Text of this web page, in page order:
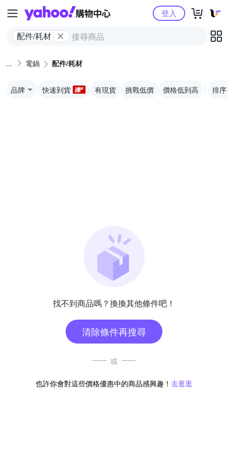
Yahoo購物中心
配件/耗材
登入
電鍋 配件/耗材
品牌 快速到貨 有現貨 挑戰低價 價格低到高 排序
找不到商品嗎？換換其他條件吧！
清除條件再搜尋
或
也許你會對這些價格優惠中的商品感興趣！ 去逛逛